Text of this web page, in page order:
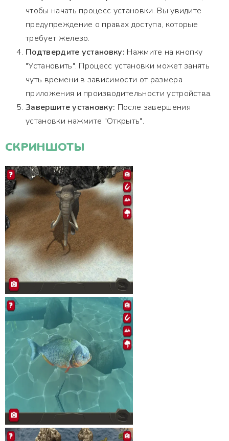
чтобы начать процесс установки. Вы увидите
предупреждение о правах доступа, которые
требует железо.
Подтвердите установку: Нажмите на кнопку
"Установить". Процесс установки может занять
чуть времени в зависимости от размера
приложения и производительности устройства.
Завершите установку: После завершения
установки нажмите "Открыть".
СКРИНШОТЫ